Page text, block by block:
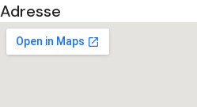
Adresse